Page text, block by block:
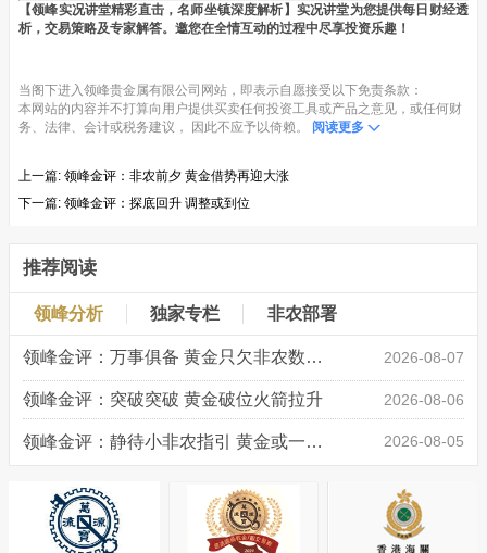
【领峰实况讲堂精彩直击，名师坐镇深度解析】实况讲堂为您提供每日财经透
析，交易策略及专家解答。邀您在全情互动的过程中尽享投资乐趣！
当阁下进入领峰贵金属有限公司网站，即表示自愿接受以下免责条款：
本网站的内容并不打算向用户提供买卖任何投资工具或产品之意见，或任何财
务、法律、会计或税务建议， 因此不应予以倚赖。 阅读更多
上一篇: 领峰金评：非农前夕 黄金借势再迎大涨
下一篇: 领峰金评：探底回升 调整或到位
推荐阅读
领峰分析 独家专栏 非农部署
领峰金评：万事俱备 黄金只欠非农数据“东风” 2026-08-07
领峰金评：突破突破 黄金破位火箭拉升 2026-08-06
领峰金评：静待小非农指引 黄金或一击破局 2026-08-05